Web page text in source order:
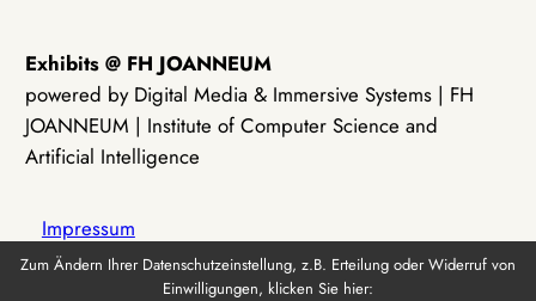
Exhibits @ FH JOANNEUM
powered by Digital Media & Immersive Systems | FH
JOANNEUM | Institute of Computer Science and
Artificial Intelligence
Impressum
Zum Ändern Ihrer Datenschutzeinstellung, z.B. Erteilung oder Widerruf von
Einwilligungen, klicken Sie hier: